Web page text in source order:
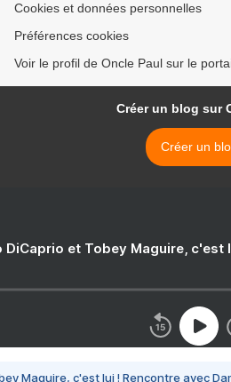
Cookies et données personnelles
Préférences cookies
Voir le profil de Oncle Paul sur le
Créer un blog sur
Créer un
DiCaprio et Tobey Maguire, c'est
Maguire, c'est lui ! Rencontre avec